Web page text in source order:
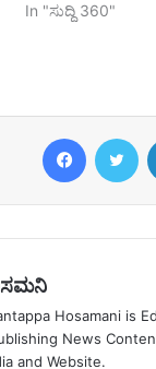
In "ಸುದ್ದಿ 360"
Facebook
Hosamani is
News
and Website.